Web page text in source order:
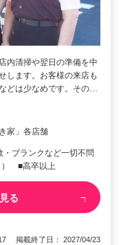
内清掃や翌日の準備を中
します。お客様の来店も
どは少なめです。その…
家」各店舗
ブランクなど一切不問
） ■高卒以上
る
掲載終了日： 2027/04/23